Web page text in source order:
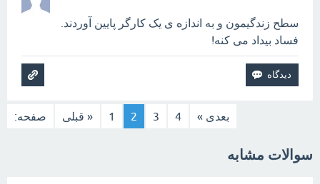
سطح زندگیمون و به اندازه ی یک کارگر پایین آوردند.
فساد بیداد می کنه!
صفحه: « قبلی 1 2 3 4 بعدی »
سوالات مشابه